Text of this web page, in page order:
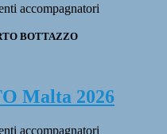
accompagnatori
BOTTAZZO
Malta 2026
accompagnatori